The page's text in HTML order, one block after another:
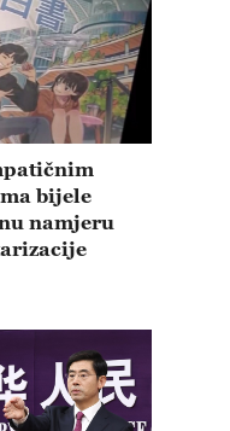
bijele
namjeru